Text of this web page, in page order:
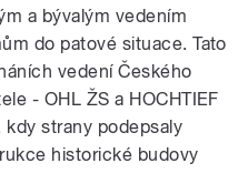
a bývalým vedením
do patové situace. Tato
vedení Českého
- OHL ŽS a HOCHTIEF
kdy strany podepsaly
historické budovy